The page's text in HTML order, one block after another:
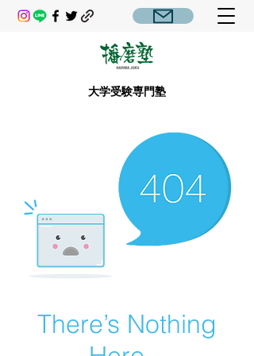
大学受験専門塾
There’s Nothing